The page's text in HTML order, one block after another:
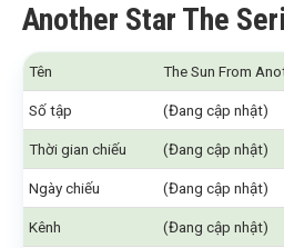
Another Star The
Tên The Sun From
Số tập (Đang cập nhật)
Thời gian chiếu (Đang cập nhật)
Ngày chiếu (Đang cập nhật)
Kênh (Đang cập nhật)